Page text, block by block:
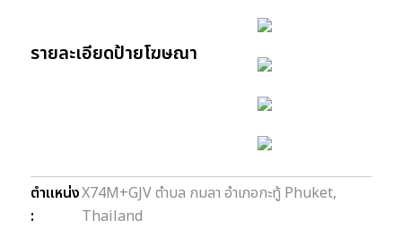
รายละเอียดป้ายโฆษณา
ตำแหน่ง
:
X74M+GJV ตำบล กมลา อำเภอกะทู้ Phuket,
Thailand